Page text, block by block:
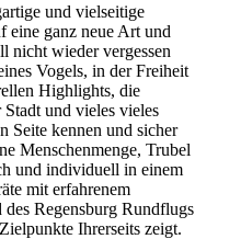
und vielseitige
eine ganz neue Art und
nicht wieder vergessen
Vogels, in der Freiheit
Highlights, die
und vieles vieles
Seite kennen und sicher
Menschenmenge, Trubel
und individuell in einem
mit erfahrenem
Regensburg Rundflugs
Ihrerseits zeigt.